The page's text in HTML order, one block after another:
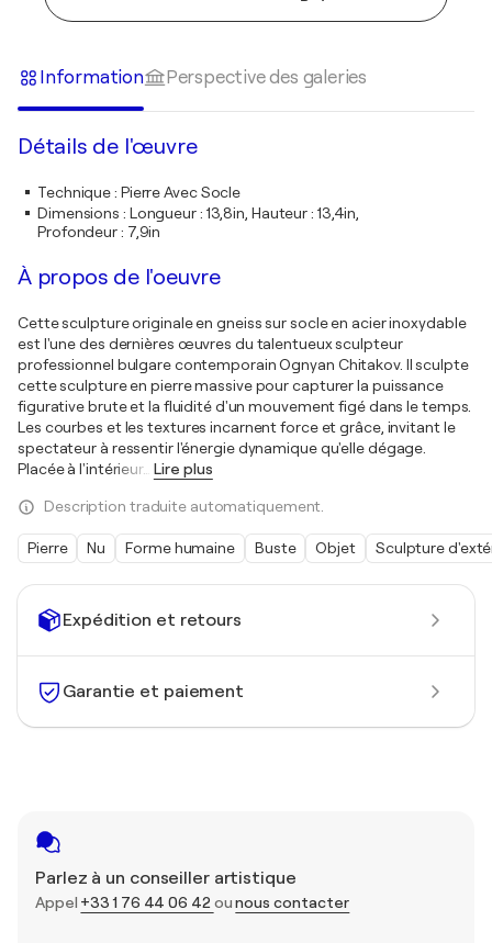
Expédition et retours
Garantie et paiement
Parlez à un conseiller artistique
Appel +33 1 76 44 06 42 ounous contacter
Information Perspective des galeries
Détails de l'œuvre
Technique: Pierre Avec Socle
Dimensions : Longueur : 13,8in, Hauteur : 13,4in,
Profondeur : 7,9in
À propos de l'oeuvre
Cette sculpture originale en gneiss sur socle en acier inoxydable
est l'une des dernières œuvres du talentueux sculpteur
professionnel bulgare contemporain Ognyan Chitakov. Il sculpte
cette sculpture en pierre massive pour capturer la puissance
figurative brute et la fluidité d'un mouvement figé dans le temps.
Les courbes et les textures incarnent force et grâce, invitant le
spectateur à ressentir l'énergie dynamique qu'elle dégage.
Placée à l'intérieur… Lire plus
Description traduite automatiquement.
Pierre Nu Forme humaine Buste Objet Sculpture